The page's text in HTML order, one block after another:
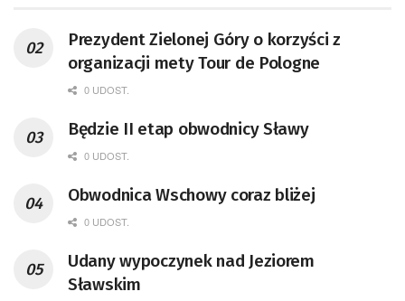
Prezydent Zielonej Góry o korzyści z
organizacji mety Tour de Pologne
0 UDOST.
Będzie II etap obwodnicy Sławy
0 UDOST.
Obwodnica Wschowy coraz bliżej
0 UDOST.
Udany wypoczynek nad Jeziorem
Sławskim